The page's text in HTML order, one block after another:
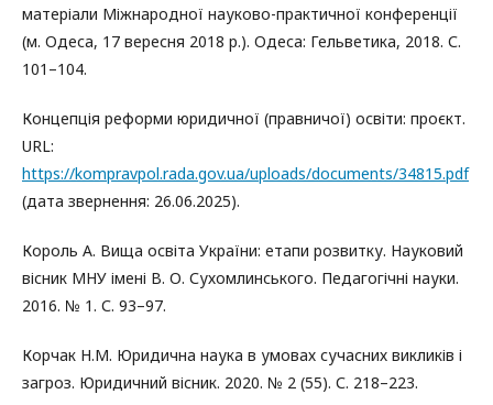
матеріали Міжнародної науково-практичної конференції
(м. Одеса, 17 вересня 2018 р.). Одеса: Гельветика, 2018. С.
101–104.
Концепція реформи юридичної (правничої) освіти: проєкт.
URL:
https://kompravpol.rada.gov.ua/uploads/documents/34815.pdf
(дата звернення: 26.06.2025).
Король А. Вища освіта України: етапи розвитку. Науковий
вісник МНУ імені В. О. Сухомлинського. Педагогічні науки.
2016. № 1. С. 93–97.
Корчак Н.М. Юридична наука в умовах сучасних викликів і
загроз. Юридичний вісник. 2020. № 2 (55). С. 218–223.